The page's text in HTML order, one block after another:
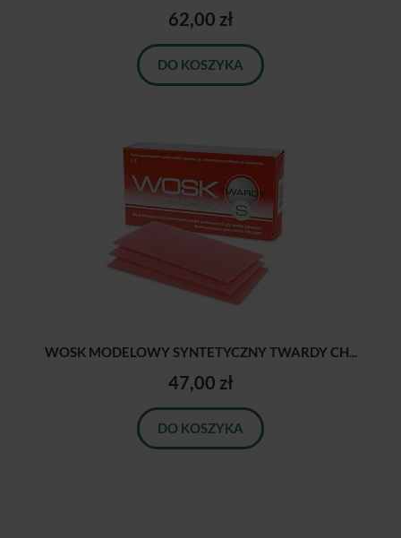
62,00 zł
DO KOSZYKA
WOSK MODELOWY SYNTETYCZNY TWARDY CH...
47,00 zł
DO KOSZYKA